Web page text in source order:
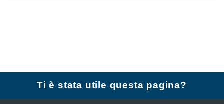
Ti è stata utile questa pagina?